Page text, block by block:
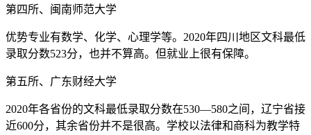
第四所、闽南师范大学
优势专业有数学、化学、心理学等。2020年四川地区文科最低
录取分数523分，也并不算高。但就业上很有保障。
第五所、广东财经大学
2020年各省份的文科最低录取分数在530—580之间，辽宁省接
近600分，其余省份并不是很高。学校以法律和商科为教学特